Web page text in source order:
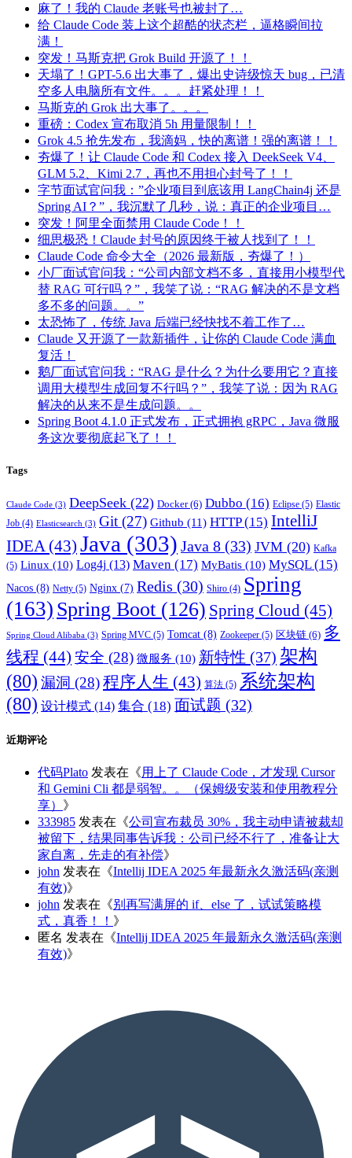
麻了！我的 Claude 老账号也被封了…
给 Claude Code 装上这个超酷的状态栏，逼格瞬间拉
满！
突发！马斯克把 Grok Build 开源了！！
天塌了！GPT-5.6 出大事了，爆出史诗级惊天 bug，已清
空多人电脑所有文件。。。赶紧处理！！
马斯克的 Grok 出大事了。。。
重磅：Codex 宣布取消 5h 用量限制！！
Grok 4.5 抢先发布，我滴妈，快的离谱！强的离谱！！
夯爆了！让 Claude Code 和 Codex 接入 DeekSeek V4、
GLM 5.2、Kimi 2.7，再也不用担心封号了！！
字节面试官问我：”企业项目到底该用 LangChain4j 还是
Spring AI？”，我沉默了几秒，说：真正的企业项目…
突发！阿里全面禁用 Claude Code！！
细思极恐！Claude 封号的原因终于被人找到了！！
Claude Code 命令大全（2026 最新版，夯爆了！）
小厂面试官问我：“公司内部文档不多，直接用小模型代
替 RAG 可行吗？”，我笑了说：“RAG 解决的不是文档
多不多的问题。。”
太恐怖了，传统 Java 后端已经快找不着工作了…
Claude 又开源了一款新插件，让你的 Claude Code 满血
复活！
鹅厂面试官问我：“RAG 是什么？为什么要用它？直接
调用大模型生成回复不行吗？”，我笑了说：因为 RAG
解决的从来不是生成问题。。
Spring Boot 4.1.0 正式发布，正式拥抱 gRPC，Java 微服
务这次要彻底起飞了！！
Tags
Claude Code (3) DeepSeek (22) Docker(6) Dubbo (16) Eclipse (5) Elastic
Job (4) Elasticsearch (3) Git (27) Github (11) HTTP(15) IntelliJ
IDEA (43) Java (303) Java 8 (33) JVM (20) Kafka
(5) Linux (10) Log4j (13) Maven (17) MyBatis (10) MySQL(15)
Nacos (8) Netty (5) Nginx (7) Redis (30) Shiro (4) Spring
(163) Spring Boot (126) Spring Cloud (45)
Spring Cloud Alibaba (3) Spring MVC (5) Tomcat (8) Zookeeper (5) 区块链 (6) 多
线程 (44) 安全 (28) 微服务 (10) 新特性 (37) 架构
(80) 漏洞 (28)程序人生 (43) 算法 (5) 系统架构
(80) 设计模式 (14) 集合 (18) 面试题 (32)
近期评论
代码Plato 发表在《用上了 Claude Code，才发现 Cursor
和 Gemini Cli 都是弱智。。（保姆级安装和使用教程分
享） 》
333985 发表在《公司宣布裁员 30%，我主动申请被裁却
被留下，结果同事告诉我：公司已经不行了，准备让大
家自离，先走的有补偿》
john 发表在《Intellij IDEA 2025 年最新永久激活码(亲测
有效)》
john 发表在《别再写满屏的 if、else 了，试试策略模
式，真香！！ 》
匿名 发表在《Intellij IDEA 2025 年最新永久激活码(亲测
有效)》